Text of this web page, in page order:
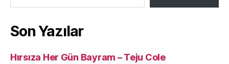
Son Yazılar
Hırsıza Her Gün Bayram – Teju Cole